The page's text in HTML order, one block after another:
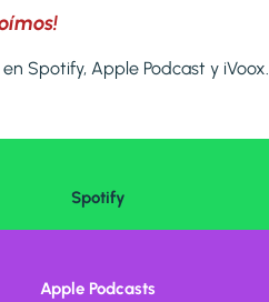
Spotify, Apple Podcast y iVoox.
Spotify
Apple Podcasts